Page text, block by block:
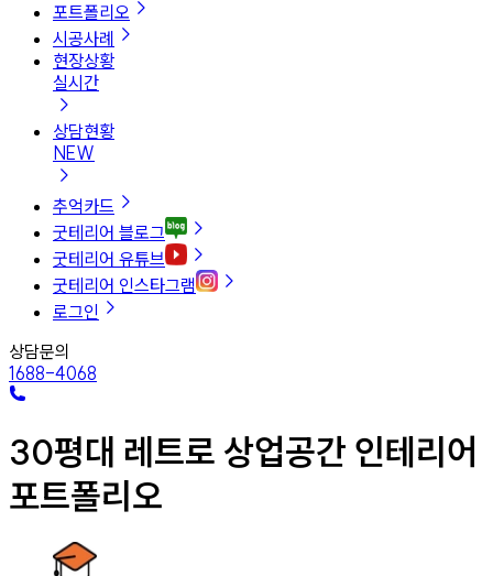
포트폴리오
시공사례
현장상황
실시간
상담현황
NEW
추억카드
굿테리어 블로그
굿테리어 유튜브
굿테리어 인스타그램
로그인
상담문의
1688-4068
30평대 레트로 상업공간 인테리어
포트폴리오